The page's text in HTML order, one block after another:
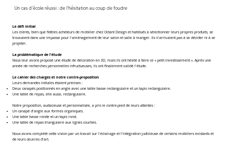
Un cas d'école réussi : de l'hésitation au coup de foudre
Le défi initial
Les clients, bien que fidèles acheteurs de mobilier chez Octant Design et habitués à sélectionner leurs propres produits, se
trouvaient dans une impasse pour l'aménagement de leur salon et salle à manger. Ils n'arrivaient pas à se décider ni à se
projeter.
La problématique de l'étude
Nous leur avons proposé une étude de décoration en 3D, mais ils ont hésité à faire ce « petit investissement ». Après une
année de recherches personnelles infructueuses, ils ont finalement validé l'étude.
Le cahier des charges et notre contre-proposition
Leurs demandes initiales étaient précises :
Deux canapés positionnés en angle avec une table basse rectangulaire et un tapis rectangulaire.
Une table de repas, elle aussi, rectangulaire.
Notre proposition, audacieuse et personnalisée, a pris le contre-pied de leurs attentes :
Un canapé d'angle aux formes organiques.
Une table basse ronde et un tapis rond.
Une table de repas triangulaire aux lignes courbes.
Nous avons complété cette vision par un travail sur l'éclairage et l'intégration judicieuse de certains mobiliers existants et
de leurs œuvres d'art.